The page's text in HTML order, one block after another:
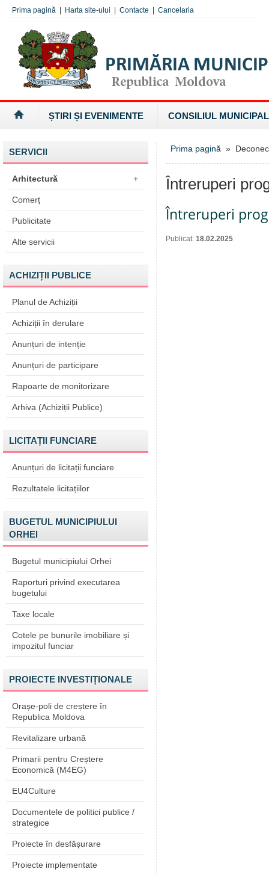
Prima pagină Harta site-ului Contacte Cancelaria
ȘTIRI ȘI EVENIMENTE CONSILIUL MUNICIPAL
SERVICII
Arhitectură +
Comerț
Publicitate
Alte servicii
ACHIZIȚII PUBLICE
Planul de Achiziții
Achiziții în derulare
Anunțuri de intenție
Anunțuri de participare
Rapoarte de monitorizare
Arhiva (Achiziții Publice)
LICITAȚII FUNCIARE
Anunțuri de licitații funciare
Rezultatele licitațiilor
BUGETUL MUNICIPIULUI
ORHEI
Bugetul municipiului Orhei
Raporturi privind executarea
bugetului
Taxe locale
Cotele pe bunurile imobiliare și
impozitul funciar
PROIECTE INVESTIȚIONALE
Orașe-poli de creștere în
Republica Moldova
Revitalizare urbană
Primarii pentru Creștere
Economică (M4EG)
EU4Culture
Documentele de politici publice /
strategice
Proiecte în desfășurare
Proiecte implementate
Prima pagină »
Întreruperi
Întreruperi
Publicat: 18.02.2025